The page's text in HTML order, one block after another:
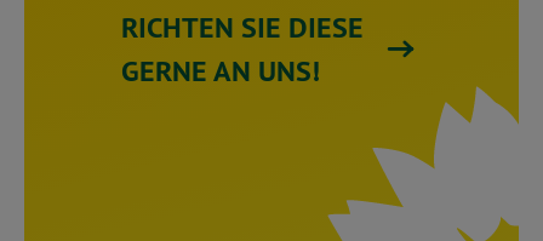
RICHTEN SIE DIESE
GERNE AN UNS!